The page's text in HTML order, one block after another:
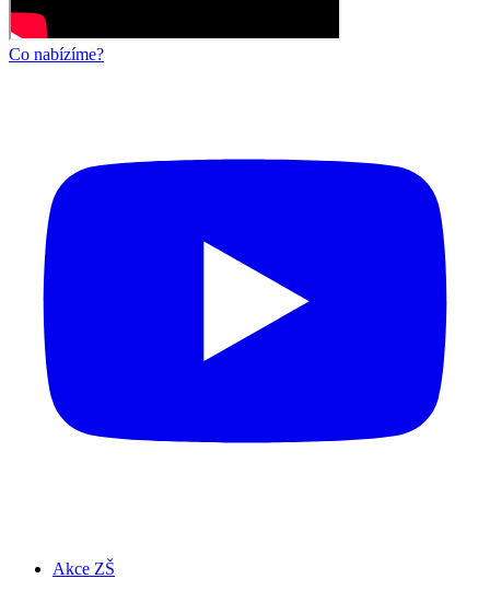
Co nabízíme?
Akce ZŠ